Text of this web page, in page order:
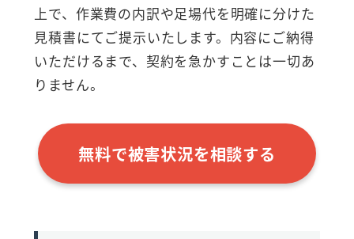
上で、作業費の内訳や足場代を明確に分けた
見積書にてご提示いたします。内容にご納得
いただけるまで、契約を急かすことは一切あ
りません。
無料で被害状況を相談する